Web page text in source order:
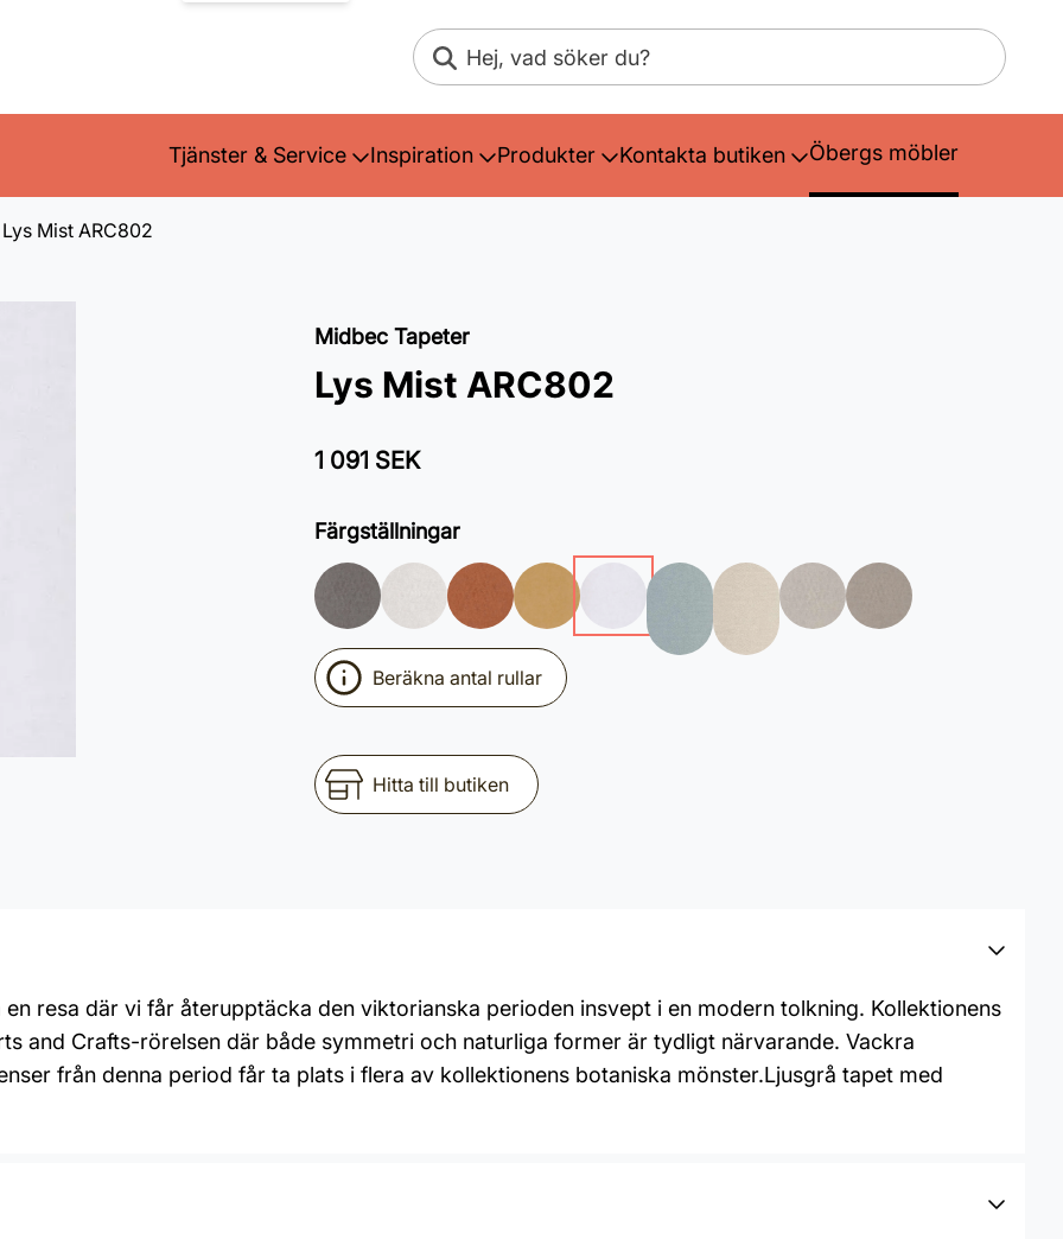
Sök
Tjänster & Service Inspiration Produkter Kontakta butiken Öbergs möbler
Lys Mist ARC802
Midbec Tapeter
Lys Mist ARC802
1 091 SEK
Färgställningar
Beräkna antal rullar
Hitta till butiken
resa där vi får återupptäcka den viktorianska perioden insvept i en modern tolkning. Kollektionens
and Crafts-rörelsen där både symmetri och naturliga former är tydligt närvarande. Vackra
från denna period får ta plats i flera av kollektionens botaniska mönster.Ljusgrå tapet med